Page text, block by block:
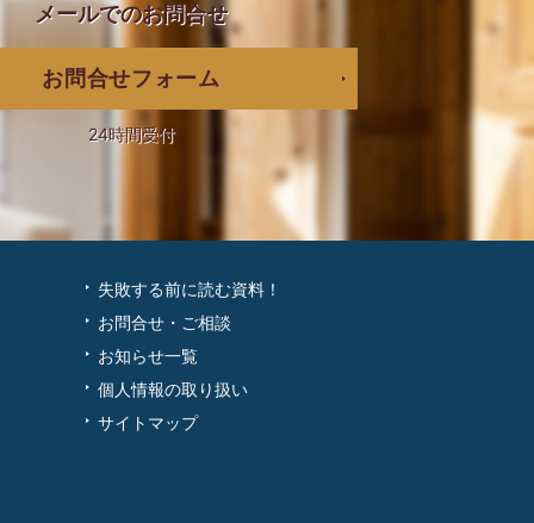
メールでのお問合せ
お問合せフォーム
24時間受付
失敗する前に読む資料！
お問合せ・ご相談
お知らせ一覧
個人情報の取り扱い
サイトマップ